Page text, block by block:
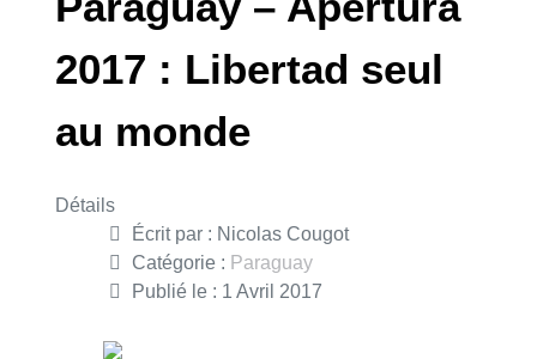
2017 : Libertad seul
au monde
Détails
Écrit par : Nicolas Cougot
Catégorie : Paraguay
Publié le : 1 Avril 2017